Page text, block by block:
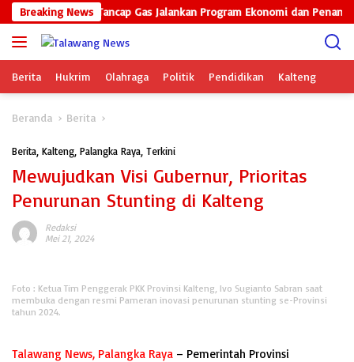
Langsung
ke
konten
Breaking News
Ansor Kalteng Tancap Gas Jalankan Program Ekonomi dan
Berita Hukrim Olahraga Politik Pendidikan Kalteng
Beranda Berita
Berita Kalteng Palangka Raya Terkini
Mewujudkan Visi Gubernur, Prioritas
Penurunan Stunting di Kalteng
Redaksi
Mei 21, 2024
Foto : Ketua Tim Penggerak PKK Provinsi Kalteng, Ivo Sugianto Sabran saat
membuka dengan resmi Pameran inovasi penurunan stunting se-Provinsi
tahun 2024.
Talawang News, Palangka Raya – Pemerintah Provinsi